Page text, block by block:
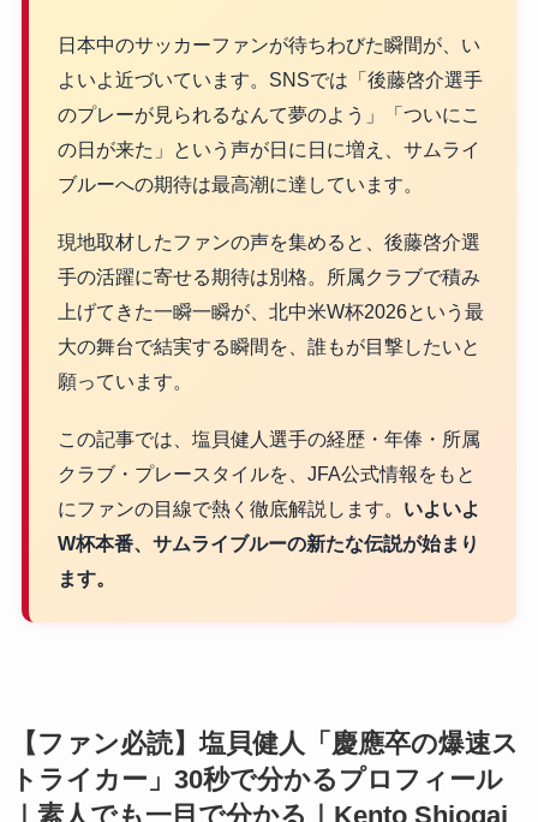
日本中のサッカーファンが待ちわびた瞬間が、い
よいよ近づいています。SNSでは「後藤啓介選手
のプレーが見られるなんて夢のよう」「ついにこ
の日が来た」という声が日に日に増え、サムライ
ブルーへの期待は最高潮に達しています。
現地取材したファンの声を集めると、後藤啓介選
手の活躍に寄せる期待は別格。所属クラブで積み
上げてきた一瞬一瞬が、北中米W杯2026という最
大の舞台で結実する瞬間を、誰もが目撃したいと
願っています。
この記事では、塩貝健人選手の経歴・年俸・所属
クラブ・プレースタイルを、JFA公式情報をもと
にファンの目線で熱く徹底解説します。 いよいよ
W杯本番、サムライブルーの新たな伝説が始まり
ます。
【ファン必読】塩貝健人「慶應卒の爆速ス
トライカー」30秒で分かるプロフィール
｜素人でも一目で分かる｜Kento Shiogai